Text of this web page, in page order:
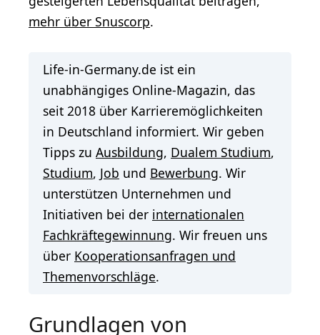
mehr über Snuscorp.
Life-in-Germany.de ist ein
unabhängiges Online-Magazin, das
seit 2018 über Karrieremöglichkeiten
in Deutschland informiert. Wir geben
Tipps zu Ausbildung, Dualem Studium,
Studium, Job und Bewerbung. Wir
unterstützen Unternehmen und
Initiativen bei der internationalen
Fachkräftegewinnung. Wir freuen uns
über Kooperationsanfragen und
Themenvorschläge.
Grundlagen von